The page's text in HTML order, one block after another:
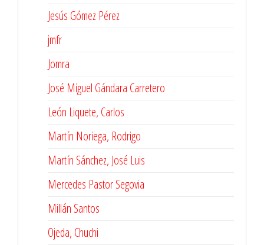
Jesús Gómez Pérez
jmfr
Jomra
José Miguel Gándara Carretero
León Liquete, Carlos
Martín Noriega, Rodrigo
Martín Sánchez, José Luis
Mercedes Pastor Segovia
Millán Santos
Ojeda, Chuchi